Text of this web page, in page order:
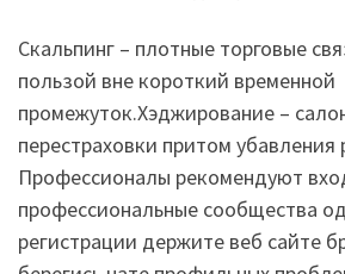
Скальпинг – плотные торговые
пользой вне короткий временной
промежуток.Хэджирование –
перестраховки притом убавления
Профессионалы рекомендуют
профессиональные сообщества
регистрации держите веб сайте